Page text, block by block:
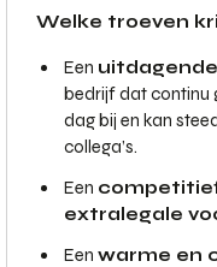
Welke troeven
Een
bedrijf dat continu
dag bij en kan
collega’s.
Een
extralegale
Een warme en